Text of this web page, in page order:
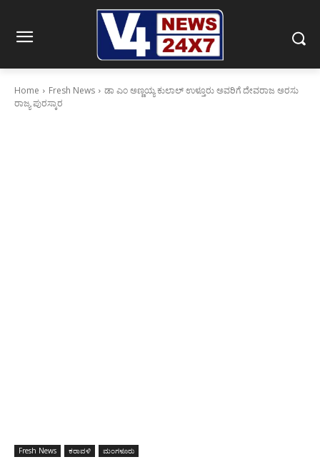
Home Fresh News
ಡಾ ಎಂ ಅಣ್ಣಯ್ಯ ಕುಲಾಲ್ ಉಳ್ತೂರು ಅವರಿಗೆ ದೇವರಾಜ ಅರಸು
ರಾಜ್ಯ ಪುರಸ್ಕಾರ
Fresh News ಕರಾವಳಿ ಮಂಗಳೂರು